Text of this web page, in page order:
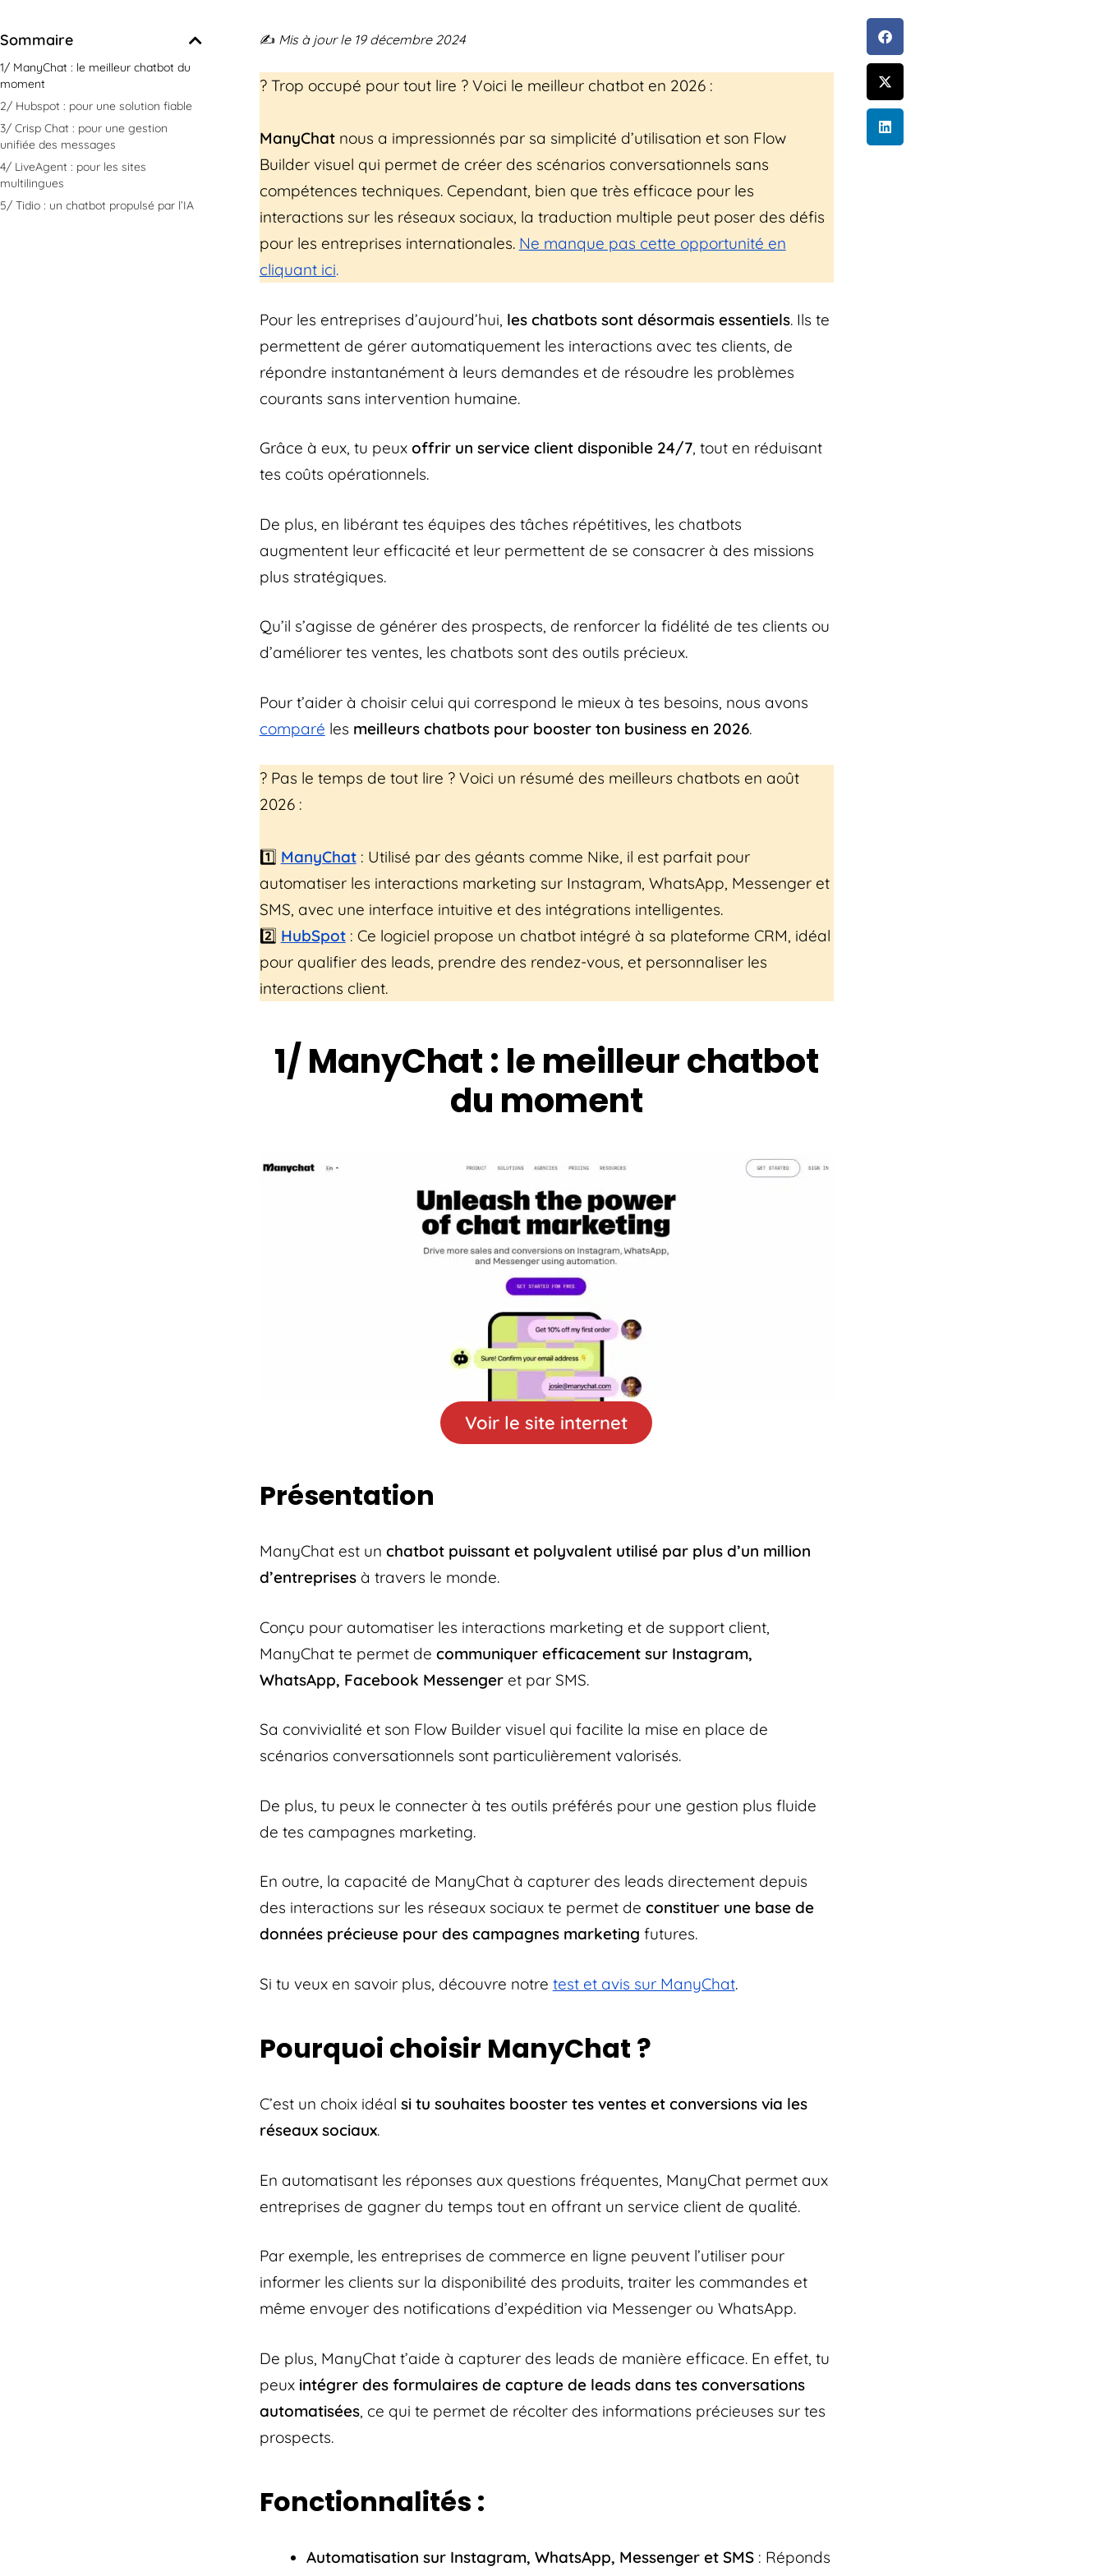
Sommaire
1/ ManyChat : le meilleur chatbot du
moment
2/ Hubspot : pour une solution fiable
3/ Crisp Chat : pour une gestion
unifiée des messages
4/ LiveAgent : pour les sites
multilingues
5/ Tidio : un chatbot propulsé par l’IA
✍️ Mis à jour le 19 décembre 2024
? Trop occupé pour tout lire ? Voici le meilleur chatbot en 2026 :
ManyChatnous a impressionnés par sa simplicité d’utilisation et son Flow
Builder visuel qui permet de créer des scénarios conversationnels sans
compétences techniques. Cependant, bien que très efficace pour les
interactions sur les réseaux sociaux, la traduction multiple peut poser des défis
pour les entreprises internationales. Ne manque pas cette opportunité en
cliquant ici.
Pour les entreprises d’aujourd’hui, les chatbots sont désormais essentiels. Ils te
permettent de gérer automatiquement les interactions avec tes clients, de
répondre instantanément à leurs demandes et de résoudre les problèmes
courants sans intervention humaine.
Grâce à eux, tu peux offrir un service client disponible 24/7, tout en réduisant
tes coûts opérationnels.
De plus, en libérant tes équipes des tâches répétitives, les chatbots
augmentent leur efficacité et leur permettent de se consacrer à des missions
plus stratégiques.
Qu’il s’agisse de générer des prospects, de renforcer la fidélité de tes clients ou
d’améliorer tes ventes, les chatbots sont des outils précieux.
Pour t’aider à choisir celui qui correspond le mieux à tes besoins, nous avons
comparé les meilleurs chatbots pour booster ton business en 2026.
?️ Pas le temps de tout lire ? Voici un résumé des meilleurs chatbots en août
2026 :
1️⃣ ManyChat : Utilisé par des géants comme Nike, il est parfait pour
automatiser les interactions marketing sur Instagram, WhatsApp, Messenger et
SMS, avec une interface intuitive et des intégrations intelligentes.
2️⃣ HubSpot : Ce logiciel propose un chatbot intégré à sa plateforme CRM, idéal
pour qualifier des leads, prendre des rendez-vous, et personnaliser les
interactions client.
1/ ManyChat : le meilleur chatbot
du moment
Voir le site internet
Présentation
ManyChat est un chatbot puissant et polyvalent utilisé par plus d’un million
d’entreprisesà travers le monde.
Conçu pour automatiser les interactions marketing et de support client,
ManyChat te permet de communiquer efficacement sur Instagram,
WhatsApp, Facebook Messengeret par SMS.
Sa convivialité et son Flow Builder visuel qui facilite la mise en place de
scénarios conversationnels sont particulièrement valorisés.
De plus, tu peux le connecter à tes outils préférés pour une gestion plus fluide
de tes campagnes marketing.
En outre, la capacité de ManyChat à capturer des leads directement depuis
des interactions sur les réseaux sociaux te permet de constituer une base de
données précieuse pour des campagnes marketing futures.
Si tu veux en savoir plus, découvre notre test et avis sur ManyChat.
Pourquoi choisir ManyChat ?
C’est un choix idéal si tu souhaites booster tes ventes et conversions via les
réseaux sociaux.
En automatisant les réponses aux questions fréquentes, ManyChat permet aux
entreprises de gagner du temps tout en offrant un service client de qualité.
Par exemple, les entreprises de commerce en ligne peuvent l’utiliser pour
informer les clients sur la disponibilité des produits, traiter les commandes et
même envoyer des notifications d’expédition via Messenger ou WhatsApp.
De plus, ManyChat t’aide à capturer des leads de manière efficace. En effet, tu
peux intégrer des formulaires de capture de leads dans tes conversations
automatisées, ce qui te permet de récolter des informations précieuses sur tes
prospects.
Fonctionnalités :
Automatisation sur Instagram, WhatsApp, Messenger et SMS: Réponds